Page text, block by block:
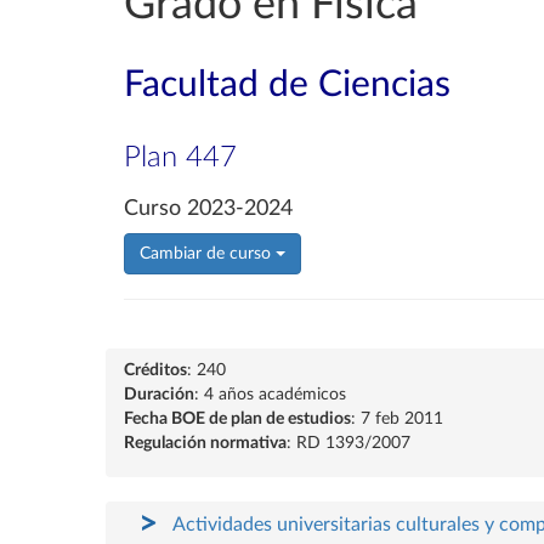
Facultad de Ciencias
Plan 447
Curso 2023-2024
Cambiar de curso
Créditos: 240
Duración: 4 años académicos
Fecha BOE de plan de estudios: 7 feb 2011
Regulación normativa: RD 1393/2007
Actividades universitarias culturales y